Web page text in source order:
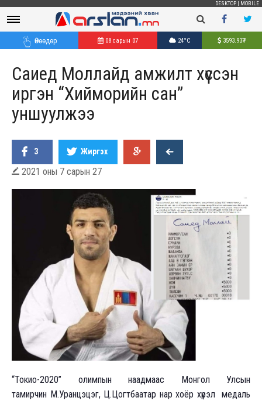
DESKTOP MOBILE
Өнөөдөр 08 сарын 07 24°C 3593.93₮
Саиед Моллайд амжилт хүссэн
иргэн “Хийморийн сан”
уншуулжээ
3 Жиргэх
 2021 оны 7 сарын 27
“Токио-2020” олимпын наадмаас Монгол Улсын
тамирчин М.Уранцэцэг, Ц.Цогтбаатар нар хоёр хүрэл медаль